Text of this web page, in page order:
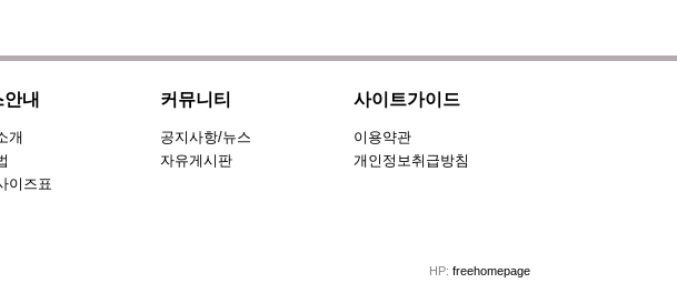
내
개
이즈표
커뮤니티
공지사항/뉴스
자유게시판
사이트가이드
이용약관
개인정보취급방침
HP: freehomepage